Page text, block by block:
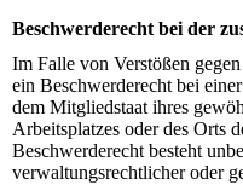
Beschwerderecht bei der
Im Falle von Verstößen
ein Beschwerderecht bei
dem Mitgliedstaat ihres
Arbeitsplatzes oder des Orts
Beschwerderecht besteht
verwaltungsrechtlicher oder